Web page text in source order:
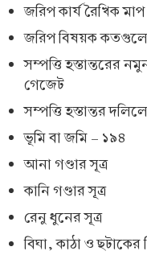
জরিপ কার্য রৈখিক
জরিপ বিষয়ক
সম্পত্তি হস্তান্তরের
গেজেট
সম্পত্তি হস্তান্তর
ভূমি বা জমি – ১৯৪
আনা গণ্ডার সূত্র
কানি গণ্ডার সূত্র
রেনু ধুনের সূত্র
বিঘা, কাঠা ও ছটাকের